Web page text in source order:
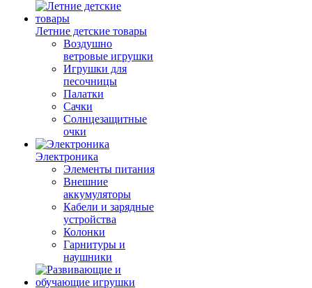
Летние детские товары
Воздушно
ветровые игрушки
Игрушки для
песочницы
Палатки
Сачки
Солнцезащитные
очки
Электроника
Элементы питания
Внешние
аккумуляторы
Кабели и зарядные
устройства
Колонки
Гарнитуры и
наушники